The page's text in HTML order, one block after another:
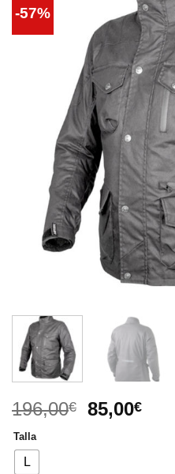
-57%
196,00€
El
85,00€El
Talla
L